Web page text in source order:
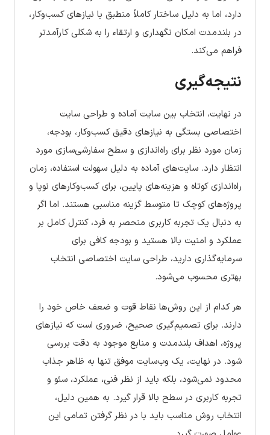
دارد، اما به دلیل ساختار کاملاً منطبق با نیازهای کسب‌وکار،
در بلندمدت امکان نگهداری و ارتقاء را به شکلی کارآمدتر
فراهم می‌کند.
نتیجه‌گیری
در نهایت، انتخاب بین سایت آماده و طراحی سایت
اختصاصی بستگی به نیازهای دقیق کسب‌وکار، بودجه،
زمان مورد نظر برای راه‌اندازی و سطح سفارشی‌سازی مورد
انتظار دارد. سایت‌های آماده به دلیل سهولت استفاده، زمان
راه‌اندازی کوتاه و هزینه‌های پایین، برای کسب‌وکارهای نوپا و
پروژه‌های کوچک تا متوسط گزینه مناسبی هستند. اما اگر
به دنبال یک تجربه کاربری منحصر به فرد، کنترل کامل بر
عملکرد و امنیت بالا هستید و بودجه کافی برای
سرمایه‌گذاری دارید، طراحی سایت اختصاصی انتخاب
بهتری محسوب می‌شود.
هر کدام از این روش‌ها نقاط قوت و ضعف خاص خود را
دارند. برای تصمیم‌گیری صحیح، ضروری است که نیازهای
پروژه، اهداف بلندمدت و منابع موجود به دقت بررسی
شود. در نهایت، یک وب‌سایت موفق تنها به ظاهر جذاب
محدود نمی‌شود، بلکه باید از نظر فنی، عملکرد، سئو و
تجربه کاربری در سطح بالا قرار گیرد. به همین دلیل،
انتخاب روش مناسب باید با در نظر گرفتن تمامی این